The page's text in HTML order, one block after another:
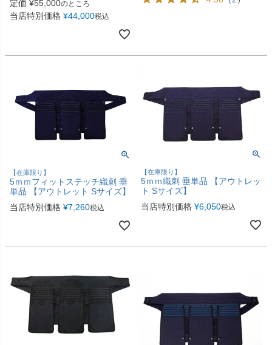
定価 ¥55,000のところ
当店特別価格 ¥44,000税込
【在庫限り】
5ｍｍフィットステッチ織刺 垂
単品 【アウトレット Sサイズ】
当店特別価格 ¥7,260税込
【在庫限り】
5ｍｍ織刺 垂単品 【アウトレッ
ト Sサイズ】
当店特別価格 ¥6,050税込